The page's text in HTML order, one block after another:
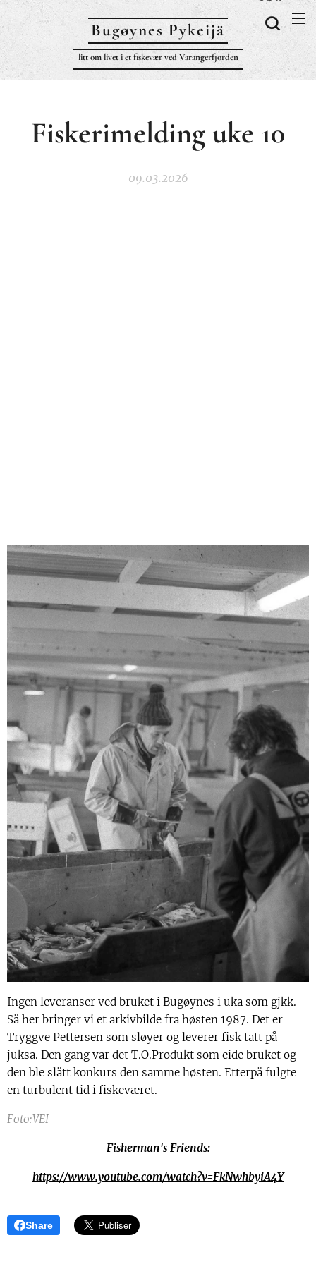
Bugøynes Pykeijä
litt om livet i et fiskevær ved Varangerfjorden
Fiskerimelding uke 10
09.03.2026
Ingen leveranser ved bruket i Bugøynes i uka som gjkk.
Så her bringer vi et arkivbilde fra høsten 1987. Det er
Tryggve Pettersen som sløyer og leverer fisk tatt på
juksa. Den gang var det T.O.Produkt som eide bruket og
den ble slått konkurs den samme høsten. Etterpå fulgte
en turbulent tid i fiskeværet.
Foto:VEI
Fisherman's Friends:
https://www.youtube.com/watch?v=FkNwhbyiA4Y
Share